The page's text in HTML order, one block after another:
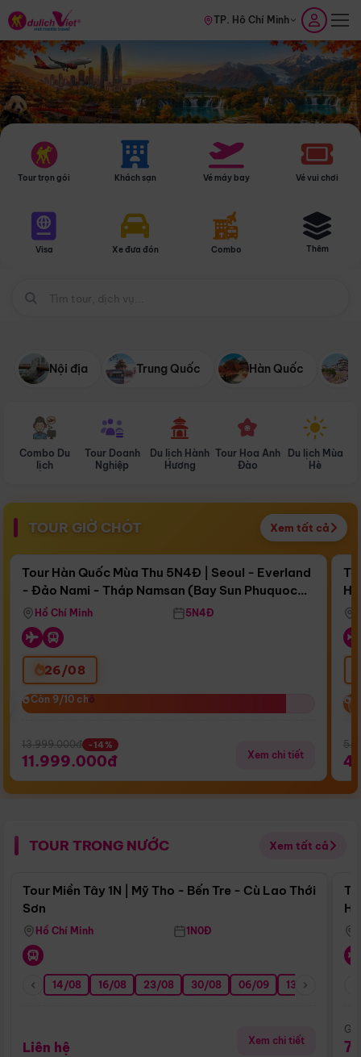
TP. Hồ Chí Minh
Tour trọn gói Khách sạn Vé máy bay Vé vui chơi
Visa Xe đưa đón Combo Thêm
Nội địa Trung Quốc Hàn Quốc
Combo Du
lịch
Tour Doanh
Nghiệp
Du lịch Hành
Hương
Tour Hoa Anh
Đào
Du lịch Mùa
Hè
TOUR GIỜ CHÓT Xem tất cả
Còn16 ngày 09:50:45
Bay Sun Phuquoc Airways
Điểm nổi bật
Tour Hàn Quốc Mùa Thu 5N4Đ | Seoul - Everland
- Đảo Nami - Tháp Namsan (Bay Sun Phuquoc
Airways)
Hồ Chí Minh 5N4Đ
26/08
Còn 9/10 chỗ
Còn 9/10 chỗ
13.999.000đ -14%
11.999.000đ Xem chi tiết
TOUR TRONG NƯỚC Xem tất cả
Điểm nổi bật
Tour Miền Tây 1N | Mỹ Tho - Bến Tre - Cù Lao Thới
Sơn
Hồ Chí Minh 1N0Đ
14/08 16/08 23/08 30/08 06/09 13/09
Liên hệ Xem chi tiết